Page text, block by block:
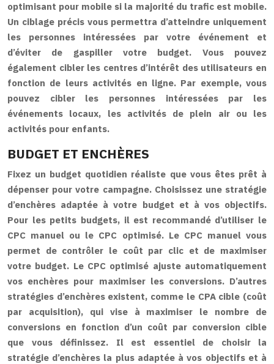
optimisant pour mobile si la majorité du trafic est mobile.
Un ciblage précis vous permettra d’atteindre uniquement
les personnes intéressées par votre événement et
d’éviter de gaspiller votre budget. Vous pouvez
également cibler les centres d’intérêt des utilisateurs en
fonction de leurs activités en ligne. Par exemple, vous
pouvez cibler les personnes intéressées par les
événements locaux, les activités de plein air ou les
activités pour enfants.
BUDGET ET ENCHÈRES
Fixez un budget quotidien réaliste que vous êtes prêt à
dépenser pour votre campagne. Choisissez une stratégie
d’enchères adaptée à votre budget et à vos objectifs.
Pour les petits budgets, il est recommandé d’utiliser le
CPC manuel ou le CPC optimisé. Le CPC manuel vous
permet de contrôler le coût par clic et de maximiser
votre budget. Le CPC optimisé ajuste automatiquement
vos enchères pour maximiser les conversions. D’autres
stratégies d’enchères existent, comme le CPA cible (coût
par acquisition), qui vise à maximiser le nombre de
conversions en fonction d’un coût par conversion cible
que vous définissez. Il est essentiel de choisir la
stratégie d’enchères la plus adaptée à vos objectifs et à